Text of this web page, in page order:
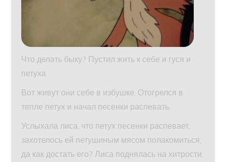
Что делать быку? Пустил жить к себе и гуся и
петуха.
Вот живут они себе в избушке. Отогрелся в
тепле петух и начал песенки распевать.
Услыхала лиса, что петух песенки распевает,
захотелось ей петушиным мясом полакомиться,
да как достать его? Лиса поднялась на хитрости,